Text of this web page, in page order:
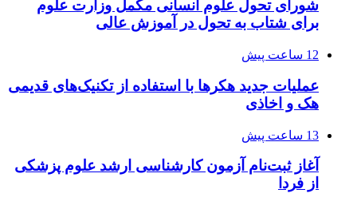
شورای تحول علوم انسانی مکمل وزارت علوم
برای شتاب به تحول در آموزش عالی
12 ساعت پیش
عملیات جدید هکرها با استفاده از تکنیک‌های قدیمی
هک و اخاذی
13 ساعت پیش
آغاز ثبت‌نام‌ آزمون کارشناسی ارشد علوم پزشکی
از فردا